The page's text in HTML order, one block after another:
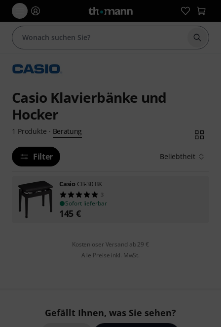
Suche
Casio Klavierbänke und
Hocker
1 Produkte · Beratung
Filter Beliebtheit
Casio CB-30 BK
3
Sofort lieferbar
145 €
Kostenloser Versand ab 29 €
Alle Preise inkl. MwSt.
Gefällt Ihnen, was Sie sehen?